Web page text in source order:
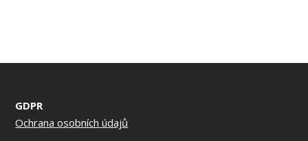
GDPR
Ochrana osobních údajů